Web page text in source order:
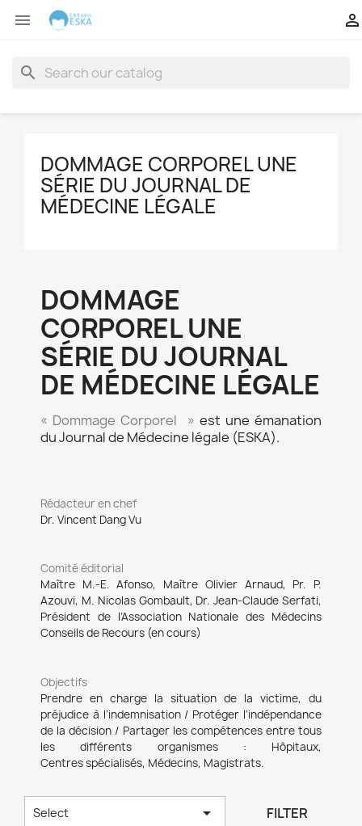
 
search
DOMMAGE CORPOREL UNE
SÉRIE DU JOURNAL DE
MÉDECINE LÉGALE
DOMMAGE
CORPOREL UNE
SÉRIE DU JOURNAL
DE MÉDECINE LÉGALE
« Dommage Corporel » est une émanation
du Journal de Médecine légale (ESKA).
Rédacteur en chef
Dr. Vincent Dang Vu
Comité éditorial
Maître M.-E. Afonso, Maître Olivier Arnaud, Pr. P.
Azouvi, M. Nicolas Gombault, Dr. Jean-Claude Serfati,
Président de l’Association Nationale des Médecins
Conseils de Recours (en cours)
Objectifs
Prendre en charge la situation de la victime, du
préjudice à l’indemnisation / Protéger l’indépendance
de la décision / Partager les compétences entre tous
les différents organismes : Hôpitaux,
Centresspécialisés, Médecins, Magistrats.
Select  FILTER